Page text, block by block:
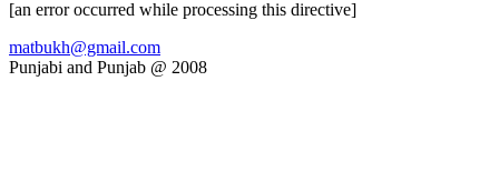
[an error occurred while processing this directive]
matbukh@gmail.com
Punjabi and Punjab @ 2008